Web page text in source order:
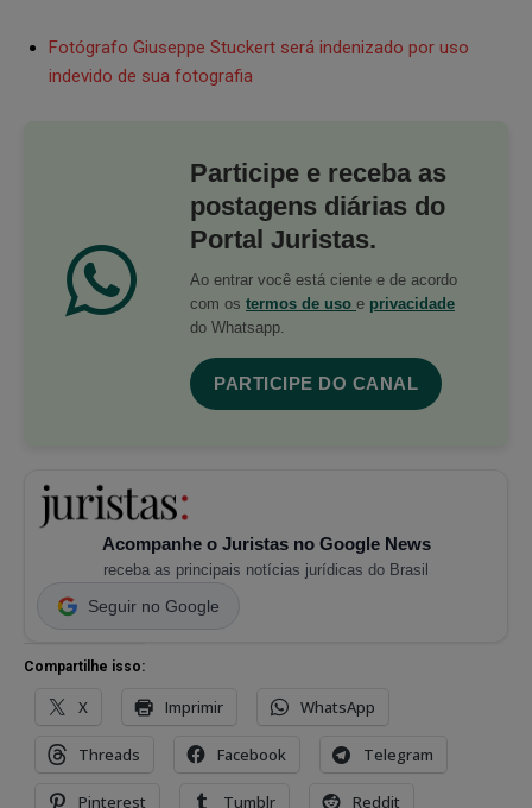
Fotógrafo Giuseppe Stuckert será indenizado por uso
indevido de sua fotografia
Participe e receba as
postagens diárias do
Portal Juristas.
Ao entrar você está ciente e de acordo
com os termos de uso e privacidade
do Whatsapp.
PARTICIPE DO CANAL
Acompanhe o Juristas no Google News
receba as principais notícias jurídicas do Brasil
Seguir no Google
Compartilhe isso:
X Imprimir WhatsApp
Threads Facebook Telegram
Pinterest Tumblr Reddit